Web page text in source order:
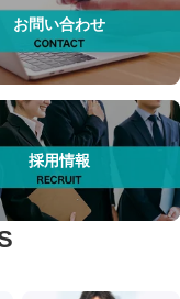
お問い合わせ
採用情報